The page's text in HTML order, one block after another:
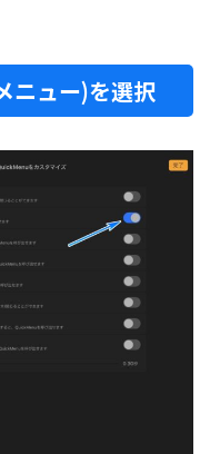
ュー)を選択